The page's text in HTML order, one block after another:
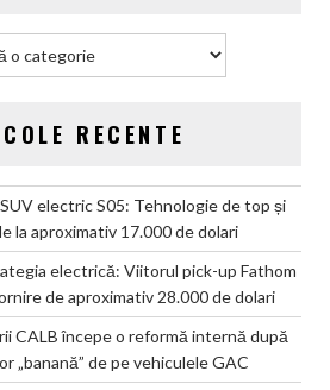
RECENTE
electric S05: Tehnologie de top și
la aproximativ 17.000 de dolari
electrică: Viitorul pick-up Fathom
de aproximativ 28.000 de dolari
CALB începe o reformă internă după
„banană” de pe vehiculele GAC